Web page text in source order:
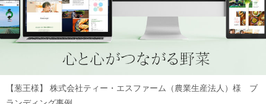
【葱王様】
株式会社ティー・エスファーム（農業生産法人）様 ブ